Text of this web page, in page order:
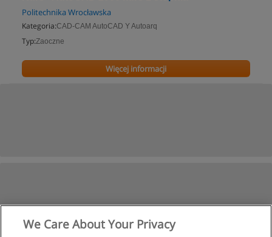
Politechnika Wrocławska
Kategoria:CAD-CAM AutoCAD Y Autoarq
Typ:Zaoczne
Więcej informacji
We Care About Your Privacy